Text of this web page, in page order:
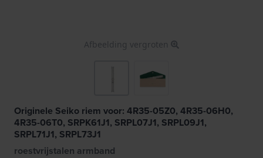
Afbeelding vergroten
Originele Seiko riem voor: 4R35-05Z0, 4R35-06H0,
4R35-06T0, SRPK61J1, SRPL07J1, SRPL09J1,
SRPL71J1, SRPL73J1
roestvrijstalen armband